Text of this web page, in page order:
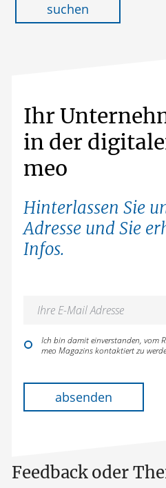
suchen
Ihr
in der
meo
Hinterlassen Sie
Adresse und Sie
Infos.
Ich bin damit einverstanden, vom
meo Magazins kontaktiert zu
absenden
Feedback oder